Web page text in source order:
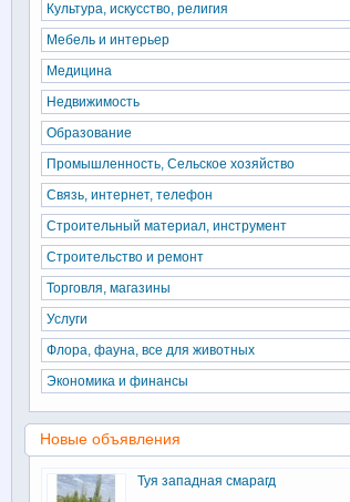
Культура, искусство, религия
Мебель и интерьер
Медицина
Недвижимость
Образование
Промышленность, Сельское хозяйство
Связь, интернет, телефон
Строительный материал, инструмент
Строительство и ремонт
Торговля, магазины
Услуги
Флора, фауна, все для животных
Экономика и финансы
Новые объявления
Туя западная смарагд